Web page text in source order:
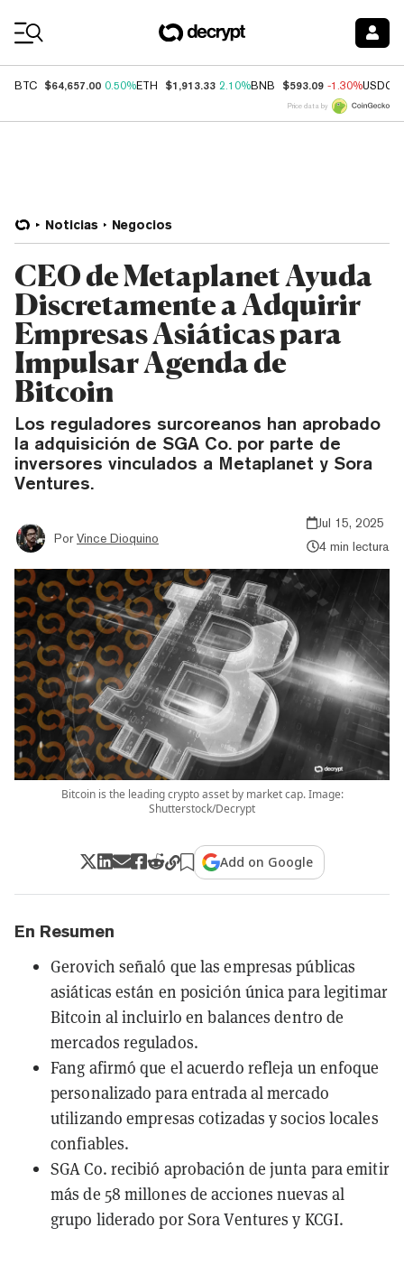
BTC $64,657.00 0.50%ETH $1,913.33 2.10%BNB $593.09 -1.30%USDC
Price data by
Noticias Negocios
CEO de Metaplanet Ayuda
Discretamente a Adquirir
Empresas Asiáticas para
Impulsar Agenda de
Bitcoin
Los reguladores surcoreanos han aprobado
la adquisición de SGA Co. por parte de
inversores vinculados a Metaplanet y Sora
Ventures.
Por Vince Dioquino
Jul 15, 2025
4 min lectura
Bitcoin is the leading crypto asset by market cap. Image:
Shutterstock/Decrypt
Add on Google
En Resumen
Gerovich señaló que las empresas públicas
asiáticas están en posición única para legitimar
Bitcoin al incluirlo en balances dentro de
mercados regulados.
Fang afirmó que el acuerdo refleja un enfoque
personalizado para entrada al mercado
utilizando empresas cotizadas y socios locales
confiables.
SGA Co. recibió aprobación de junta para emitir
más de 58 millones de acciones nuevas al
grupo liderado por Sora Ventures y KCGI.